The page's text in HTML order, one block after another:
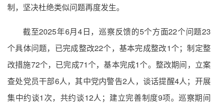
制，坚决杜绝类似问题再度发生。
截至2025年6月4日，巡察反馈的5个方面22个问题23
个具体问题，已完成整改22个，基本完成整改1个；制定整
改措施72个，已完成71个，基本完成1个。整改期间，立案
查处党员干部6人，其中党内警告2人，谈话提醒4人；开展
集中约谈1次，共约谈12人；建立完善制度9项。巡察期间